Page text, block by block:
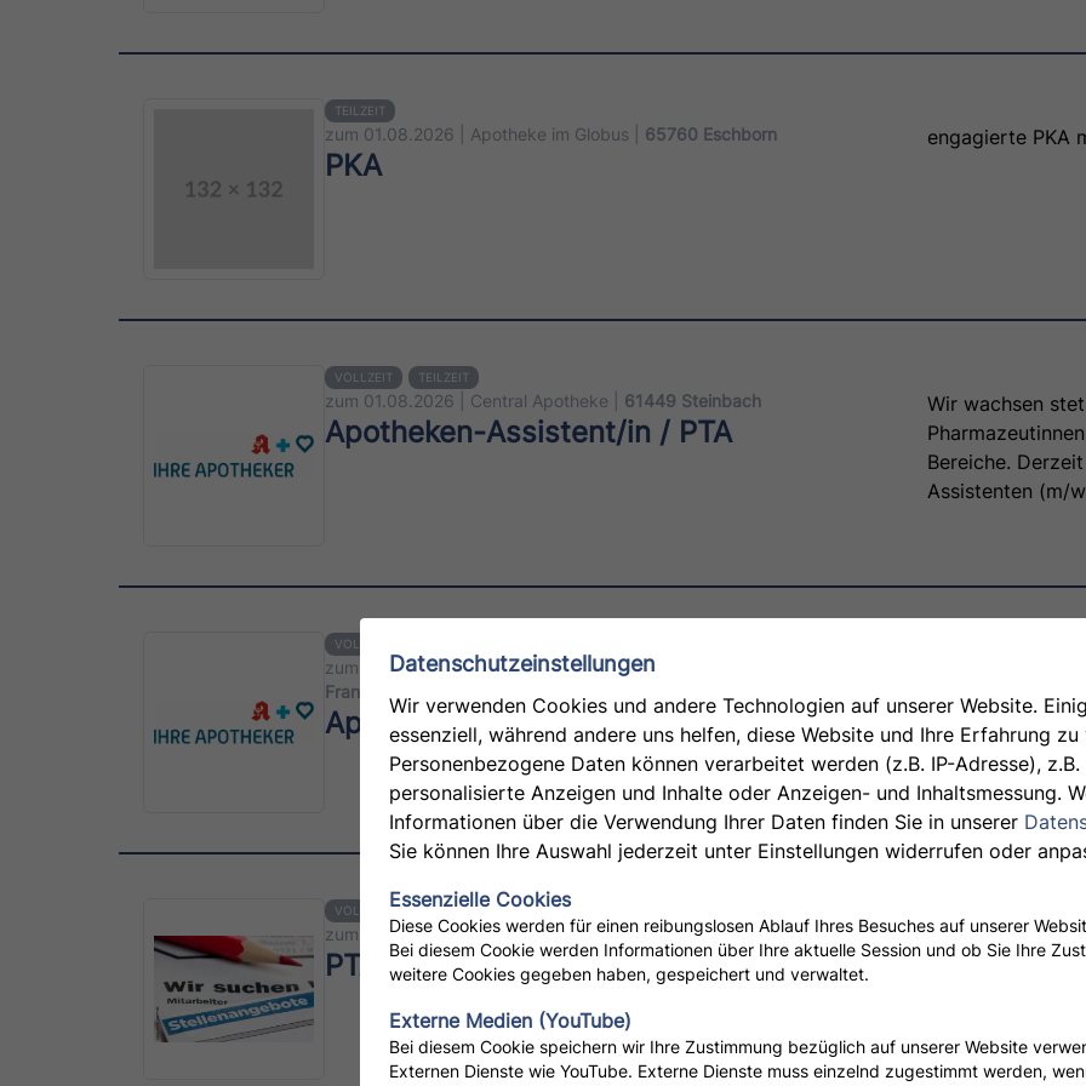
TEILZEIT
zum 01.08.2026 | Apotheke im Globus | 65760 Eschborn
PKA
engagierte PKA
VOLLZEIT TEILZEIT
zum 01.08.2026 | Central Apotheke | 61449 Steinbach
Apotheken-Assistent/in / PTA
Wir wachsen
Bereiche.
Assistenten (m/
palliativer und
Cannabinoid-
Außerdem
Defekturen
der
Prüfung von
von
abgeschlossene
Erfahrungen im
in Wort und
selbstständig
VOLLZEIT
zum 01.09.2026 | Hirsch-Apotheke + Herzog Apotheke |
Frankfurt am Main
Apotheken-Assistent/in / PTA
Zum
Apotheke in
Isenburg,
die Offizin
deinen
Produkten und
Ausbildung, ein
Freude an
Deutsch in
angesprochen
uns auf Deine
VOLLZEIT TEILZEIT
zum 01.09.2026 | Apotheke am Schlosspark |63755 Alzenau
PTA
Freundliche/r,
Berufsanfänger
Datenschutzeinstellungen
Wir verwenden Cookies und andere Technologien auf unserer Website.
essenziell, während andere uns helfen, diese Website und Ihre Erfahrung zu
Personenbezogene Daten können verarbeitet werden (z.B. IP-Adresse),
personalisierte Anzeigen und Inhalte oder Anzeigen- und Inhaltsmessung.
Informationen über die Verwendung Ihrer Daten finden Sie in unserer
Sie können Ihre Auswahl jederzeit unter Einstellungen widerrufen oder
Essenzielle Cookies
Diese Cookies werden für einen reibungslosen Ablauf Ihres Besuches auf unserer
Bei diesem Cookie werden Informationen über Ihre aktuelle Session und ob Sie Ihre
weitere Cookies gegeben haben, gespeichert und verwaltet.
Externe Medien (YouTube)
Bei diesem Cookie speichern wir Ihre Zustimmung bezüglich auf unserer Website
Externen Dienste wie YouTube. Externe Dienste muss einzelnd zugestimmt werden,